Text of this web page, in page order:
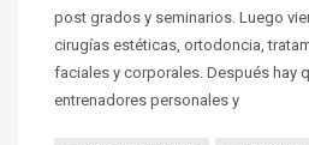
post grados y seminarios. Luego
cirugías estéticas, ortodoncia,
faciales y corporales. Después hay
entrenadores personales y